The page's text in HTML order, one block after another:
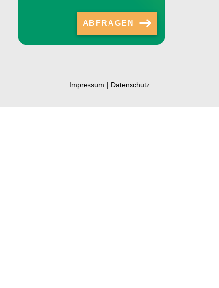
ABFRAGEN
Impressum Datenschutz